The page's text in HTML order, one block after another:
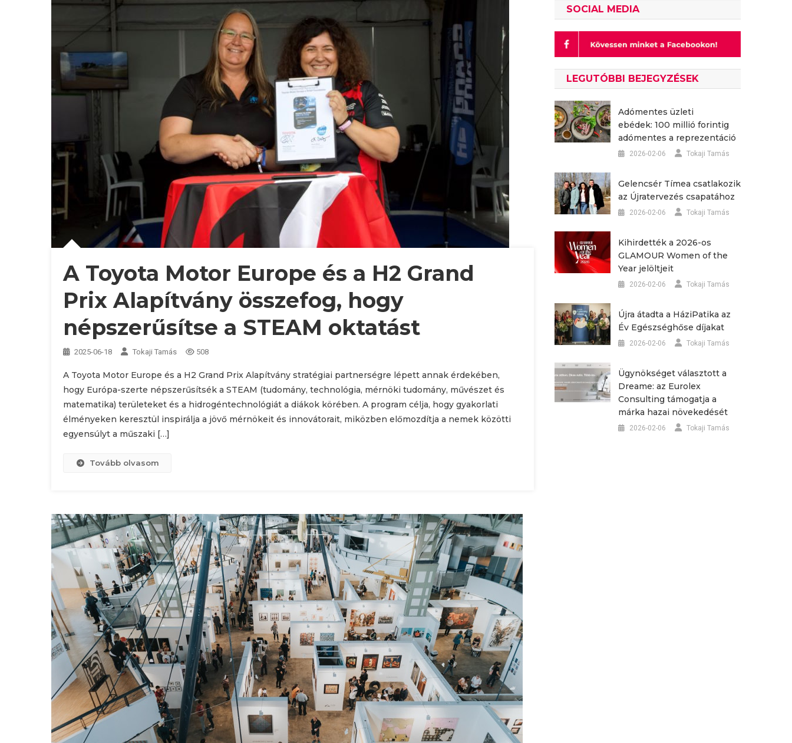
A Toyota Motor Europe és a H2 Grand
Prix Alapítvány összefog, hogy
népszerűsítse a STEAM oktatást
2025-06-18 Tokaji Tamás 508
A Toyota Motor Europe és a H2 Grand Prix Alapítvány stratégiai partnerségre lépett annak érdekében,
hogy Európa-szerte népszerűsítsék a STEAM (tudomány, technológia, mérnöki tudomány, művészet és
matematika) területeket és a hidrogéntechnológiát a diákok körében. A program célja, hogy gyakorlati
élményeken keresztül inspirálja a jövő mérnökeit és innovátorait, miközben előmozdítja a nemek közötti
egyensúlyt a műszaki […]
Tovább olvasom
SOCIAL MEDIA
LEGUTÓBBI BEJEGYZÉSEK
Adómentes üzleti
ebédek: 100 millió forintig
adómentes a reprezentáció
2026-02-06 Tokaji Tamás
Gelencsér Tímea csatlakozik
az Újratervezés csapatához
2026-02-06 Tokaji Tamás
Kihirdették a 2026-os
GLAMOUR Women of the
Year jelöltjeit
2026-02-06 Tokaji Tamás
Újra átadta a HáziPatika az
Év Egészséghőse díjakat
2026-02-06 Tokaji Tamás
Ügynökséget választott a
Dreame: az Eurolex
Consulting támogatja a
márka hazai növekedését
2026-02-06 Tokaji Tamás